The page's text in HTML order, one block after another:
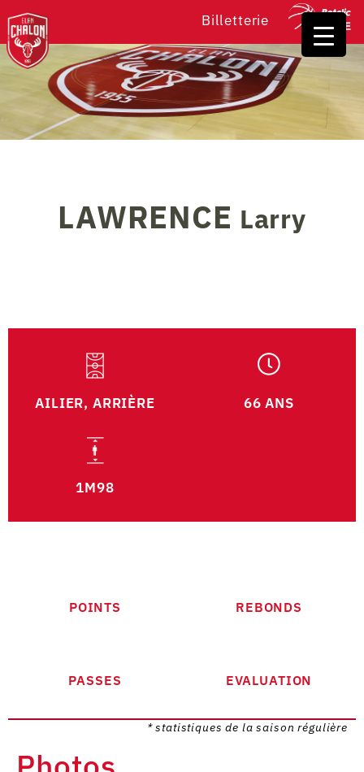
Billetterie
LAWRENCE Larry
AILIER, ARRIÈRE 66 ANS
1M98
POINTS REBONDS
PASSES EVALUATION
* statistiques de la saison régulière